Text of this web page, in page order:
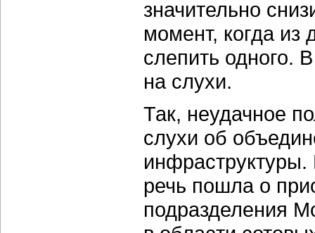
значительно
момент, когда из
слепить одного.
на слухи.
Так, неудачное
слухи об
инфраструктуры.
речь пошла о
подразделения